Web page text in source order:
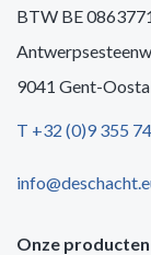
BTW BE
9041 Gent-
T +32 (0)9 355
Onze producten